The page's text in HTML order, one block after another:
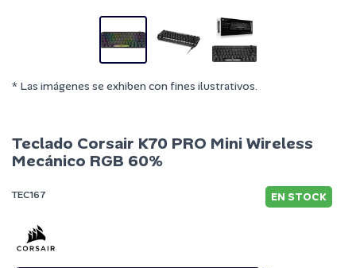
* Las imágenes se exhiben con fines ilustrativos.
Teclado Corsair K70 PRO Mini Wireless
Mecánico RGB 60%
TEC167 EN STOCK